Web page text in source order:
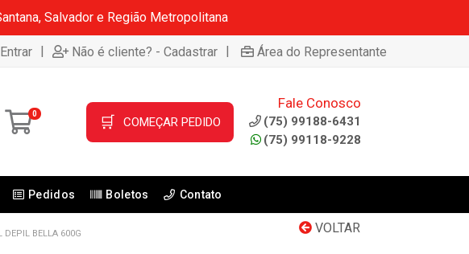
Salvador e Região Metropolitana
| Não é cliente? - Cadastrar | Área do Representante
0 🛒 COMEÇAR PEDIDO
Fale Conosco
(75) 99188-6431
(75) 99118-9228
Pedidos Boletos Contato
VOLTAR
DEPIL BELLA 600G